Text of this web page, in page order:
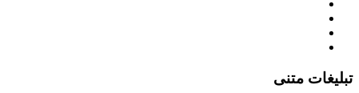
تبلیغات متنی